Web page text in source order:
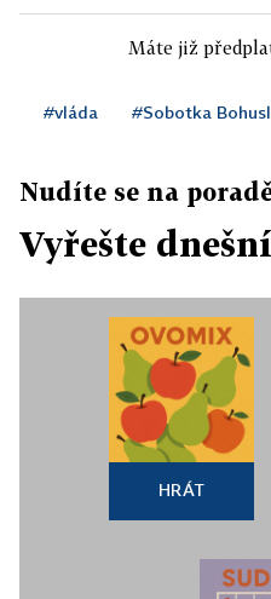
Máte již
#vláda #Sobotka
Nudíte se na
Vyřešte
HRÁT